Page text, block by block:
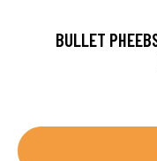
BULLET